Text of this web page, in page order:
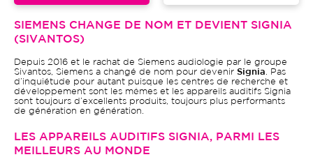
SIEMENS CHANGE DE NOM ET DEVIENT SIGNIA
(SIVANTOS)
Depuis 2016 et le rachat de Siemens audiologie par le groupe
Sivantos, Siemens a changé de nom pour devenir Signia . Pas
d’inquiétude pour autant puisque les centres de recherche et
développement sont les mêmes et les appareils auditifs Signia
sont toujours d’excellents produits, toujours plus performants
de génération en génération.
LES APPAREILS AUDITIFS SIGNIA, PARMI LES
MEILLEURS AU MONDE